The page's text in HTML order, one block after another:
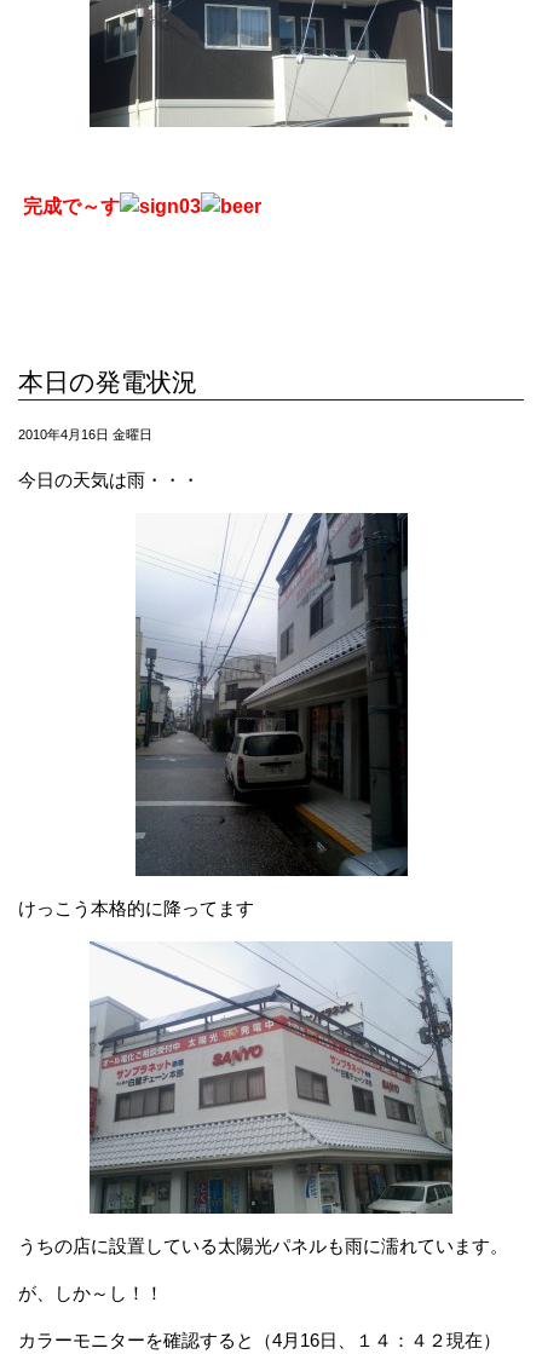
完成で～す
本日の発電状況
2010年4月16日 金曜日
今日の天気は雨・・・
けっこう本格的に降ってます
うちの店に設置している太陽光パネルも雨に濡れています。
が、しか～し！！
カラーモニターを確認すると（4月16日、１４：４２現在）